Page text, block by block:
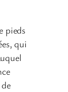
pieds
qui